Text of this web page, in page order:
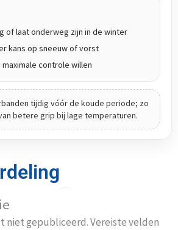
of laat onderweg zijn in de winter
kans op sneeuw of vorst
controle willen
tijdig vóór de koude periode; zo
betere grip bij lage temperaturen.
niet gepubliceerd.Vereiste velden